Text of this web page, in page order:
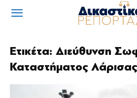
Ετικέτα: Διεύθυνση
Καταστήματος Λάρισας